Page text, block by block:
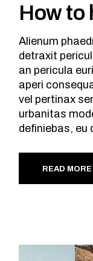
How to
Alienum
detraxit
an pericula
aperi
vel pertinax
urbanitas
definiebas, eu
READ MORE